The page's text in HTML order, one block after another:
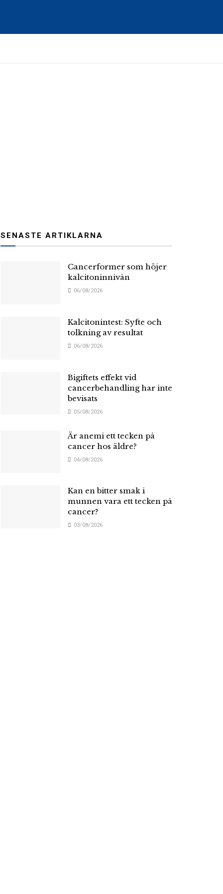
SENASTE ARTIKLARNA
Cancerformer som höjer
kalcitoninnivån
06/08/2026
Kalcitonintest: Syfte och
tolkning av resultat
06/08/2026
Bigiftets effekt vid
cancerbehandling har inte
bevisats
05/08/2026
Är anemi ett tecken på
cancer hos äldre?
04/08/2026
Kan en bitter smak i
munnen vara ett tecken på
cancer?
03/08/2026